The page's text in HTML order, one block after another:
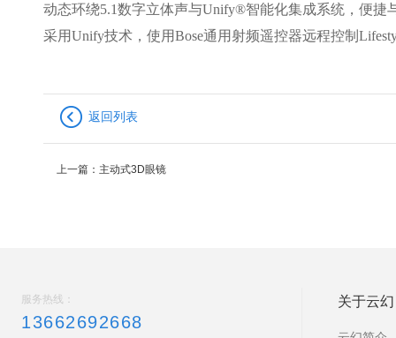
动态环绕5.1数字立体声与Unify®智能化集成系统，便捷
采用Unify技术，使用Bose通用射频遥控器远程控制
返回列表
上一篇： 主动式3D眼镜
服务热线：
13662692668
关于云幻